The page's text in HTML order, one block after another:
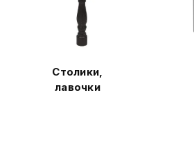
Столики,
лавочки